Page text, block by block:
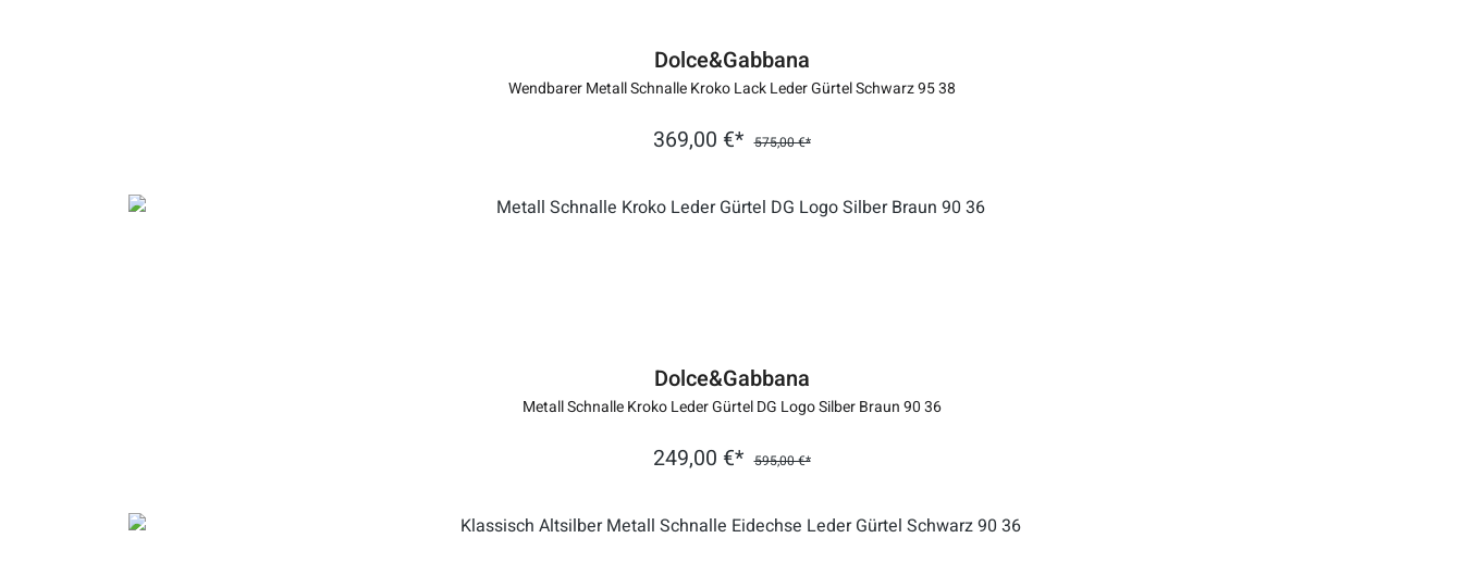
Dolce&Gabbana
Wendbarer Metall Schnalle Kroko Lack Leder Gürtel Schwarz 95 38
369,00 €* 575,00 €*
Dolce&Gabbana
Metall Schnalle Kroko Leder Gürtel DG Logo Silber Braun 90 36
249,00 €* 595,00 €*